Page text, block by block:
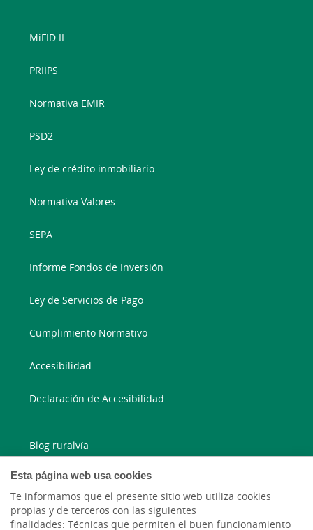
Esta página web usa cookies
Te informamos que el presente sitio web utiliza cookies
propias y de terceros con las siguientes
finalidades: Técnicas que permiten el buen funcionamiento
MiFID II
PRIIPS
Normativa EMIR
PSD2
Ley de crédito inmobiliario
Normativa Valores
SEPA
Informe Fondos de Inversión
Ley de Servicios de Pago
Cumplimiento Normativo
Accesibilidad
Declaración de Accesibilidad
Blog ruralvía
Blog Joven In
Facebook